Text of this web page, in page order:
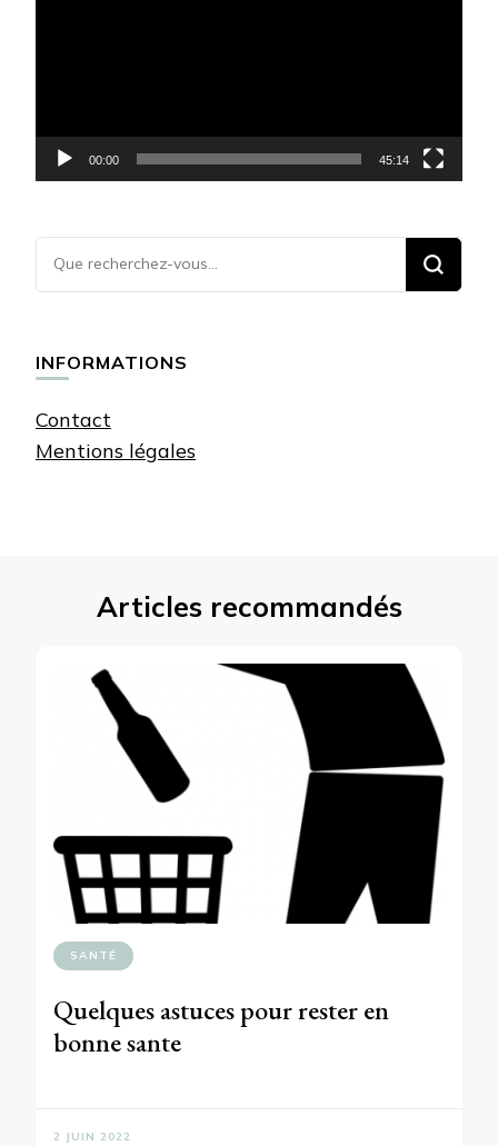
00:00 45:14
Vous
recherchiez
INFORMATIONS
Contact
Mentions légales
Articles recommandés
SANTÉ
Quelques astuces pour rester en
bonne sante
2 JUIN 2022